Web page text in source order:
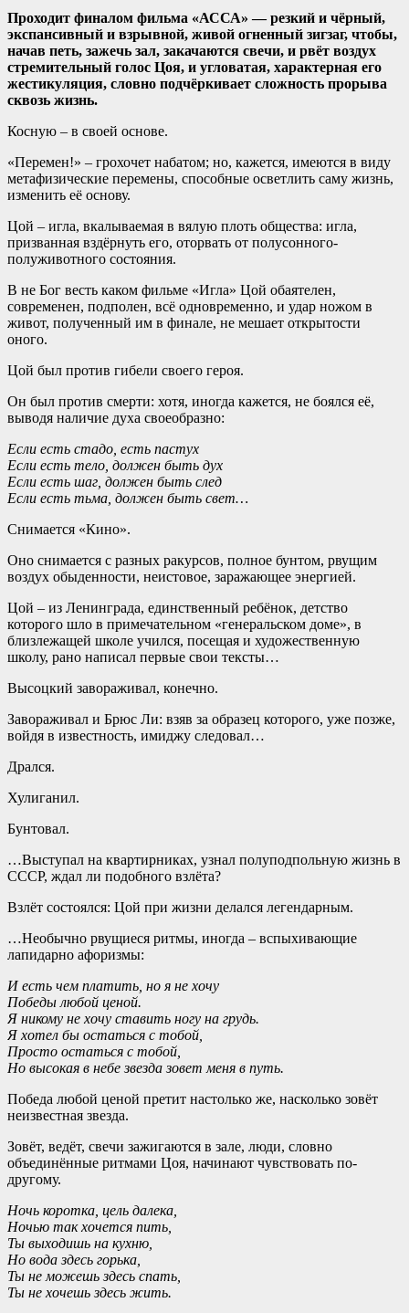
Проходит финалом фильма «АССА» — резкий и чёрный,
экспансивный и взрывной, живой огненный зигзаг, чтобы,
начав петь, зажечь зал, закачаются свечи, и рвёт воздух
стремительный голос Цоя, и угловатая, характерная его
жестикуляция, словно подчёркивает сложность прорыва
сквозь жизнь.
Косную – в своей основе.
«Перемен!» – грохочет набатом; но, кажется, имеются в виду
метафизические перемены, способные осветлить саму жизнь,
изменить её основу.
Цой – игла, вкалываемая в вялую плоть общества: игла,
призванная вздёрнуть его, оторвать от полусонного-
полуживотного состояния.
В не Бог весть каком фильме «Игла» Цой обаятелен,
современен, подполен, всё одновременно, и удар ножом в
живот, полученный им в финале, не мешает открытости
оного.
Цой был против гибели своего героя.
Он был против смерти: хотя, иногда кажется, не боялся её,
выводя наличие духа своеобразно:
Если есть стадо, есть пастух
Если есть тело, должен быть дух
Если есть шаг, должен быть след
Если есть тьма, должен быть свет…
Снимается «Кино».
Оно снимается с разных ракурсов, полное бунтом, рвущим
воздух обыденности, неистовое, заражающее энергией.
Цой – из Ленинграда, единственный ребёнок, детство
которого шло в примечательном «генеральском доме», в
близлежащей школе учился, посещая и художественную
школу, рано написал первые свои тексты…
Высоцкий завораживал, конечно.
Завораживал и Брюс Ли: взяв за образец которого, уже позже,
войдя в известность, имиджу следовал…
Дрался.
Хулиганил.
Бунтовал.
…Выступал на квартирниках, узнал полуподпольную жизнь в
СССР, ждал ли подобного взлёта?
Взлёт состоялся: Цой при жизни делался легендарным.
…Необычно рвущиеся ритмы, иногда – вспыхивающие
лапидарно афоризмы:
И есть чем платить, но я не хочу
Победы любой ценой.
Я никому не хочу ставить ногу на грудь.
Я хотел бы остаться с тобой,
Просто остаться с тобой,
Но высокая в небе звезда зовет меня в путь.
Победа любой ценой претит настолько же, насколько зовёт
неизвестная звезда.
Зовёт, ведёт, свечи зажигаются в зале, люди, словно
объединённые ритмами Цоя, начинают чувствовать по-
другому.
Ночь коротка, цель далека,
Ночью так хочется пить,
Ты выходишь на кухню,
Но вода здесь горька,
Ты не можешь здесь спать,
Ты не хочешь здесь жить.